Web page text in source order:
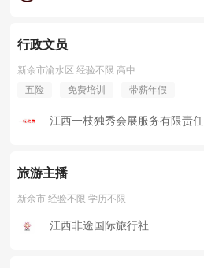
行政文员
新余市渝水区 经验不限 高中
五险
免费培训 带薪年假
江西一枝独秀会展服务有限责任
旅游主播
新余市 经验不限 学历不限
江西非途国际旅行社